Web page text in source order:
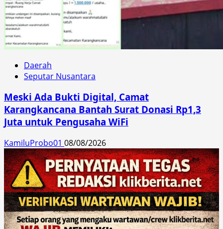
Daerah
Seputar Nusantara
Meski Ada Bukti Digital, Camat
Karangkancana Bantah Surat Donasi Rp1,3
Juta untuk Pengusaha WiFi
KamiluProbo01 08/08/2026